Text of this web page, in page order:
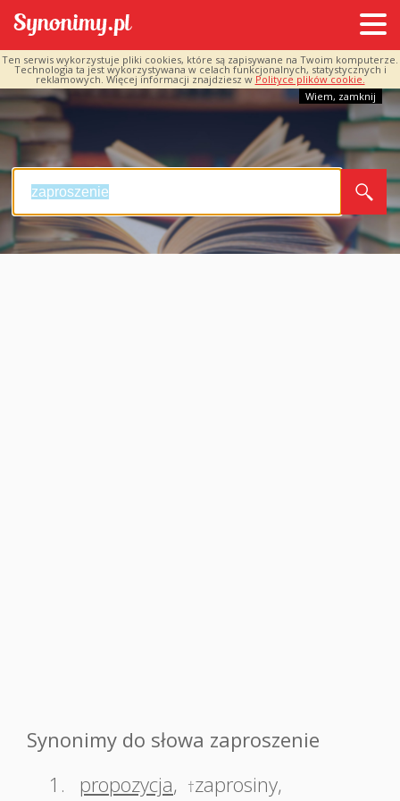
Ten serwis wykorzystuje pliki cookies, które są zapisywane na Twoim komputerze.
Technologia ta jest wykorzystywana w celach funkcjonalnych, statystycznych i
reklamowych. Więcej informacji znajdziesz w Polityce plików cookie.
Wiem, zamknij
Synonimy do słowa zaproszenie
1.
propozycja, †zaprosiny,